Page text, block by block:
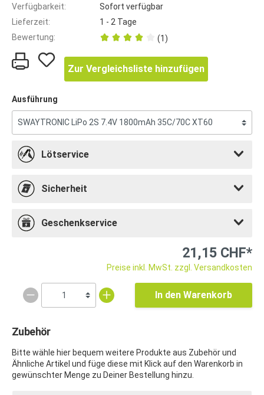
Verfügbarkeit:
Sofort verfügbar
Lieferzeit:
1 - 2 Tage
Bewertung:
(1)
Zur Vergleichsliste hinzufügen
Ausführung
Lötservice
Sicherheit
Geschenkservice
21,15 CHF*
Preise inkl. MwSt. zzgl. Versandkosten
In den Warenkorb
Zubehör
Bitte wähle hier bequem weitere Produkte aus Zubehör und
Ähnliche Artikel und füge diese mit Klick auf den Warenkorb in
gewünschter Menge zu Deiner Bestellung hinzu.